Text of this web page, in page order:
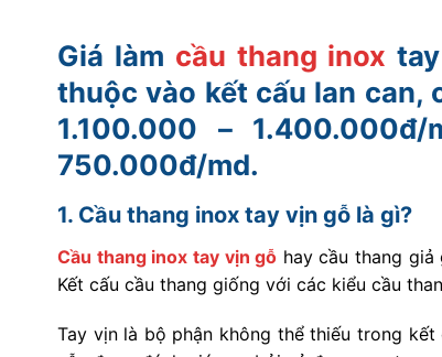
Giá làm cầu thang inox
thuộc vào kết cấu lan can,
1.100.000 –
750.000đ/md.
1. Cầu thang inox tay vịn gỗ là gì?
Cầu thang inox tay vịn gỗ hay cầu thang
Kết cấu cầu thang giống với các kiểu cầu
Tay vịn là bộ phận không thể thiếu trong